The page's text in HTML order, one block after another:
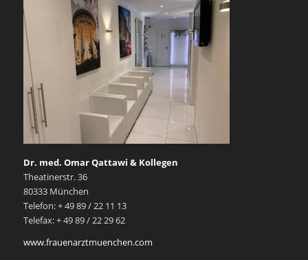
Dr. med. Omar Qattawi & Kollegen
Theatinerstr. 36
80333 München
Telefon: + 49 89 / 22 11 13
Telefax: + 49 89 / 22 29 62
www.frauenarztmuenchen.com